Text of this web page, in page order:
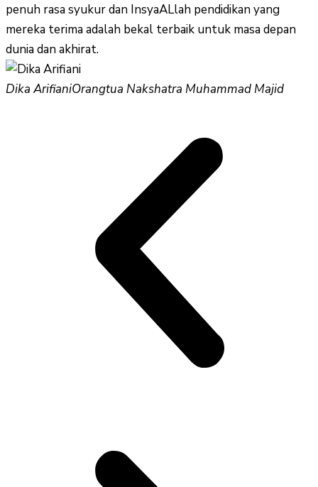
penuh rasa syukur dan InsyaALlah pendidikan yang
mereka terima adalah bekal terbaik untuk masa depan
dunia dan akhirat.
Dika ArifianiOrangtua Nakshatra Muhammad Majid